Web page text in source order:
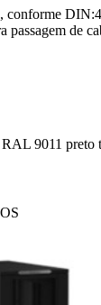
conforme
passagem de
9011 preto